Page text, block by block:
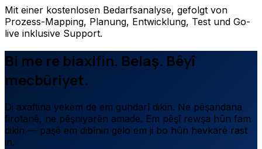
Mit einer kostenlosen Bedarfsanalyse, gefolgt von
Prozess-Mapping, Planung, Entwicklung, Test und Go-
live inklusive Support.
Bi me re biaxifin. Belaş. Bêyî
mecbûriyet.
Di axaftina yekem de em guhdarî dikin. Ne pêşandana
firotanê, ne pêşniyarên amade. Em pêşî rewşa hûn fam
dikin — paşê em dibînin gelo em ji bo hûn hevkarê rast
in.